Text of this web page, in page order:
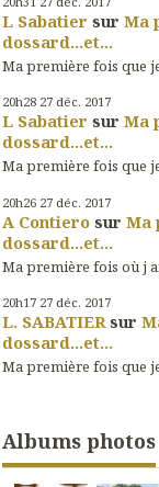
L Sabatier sur Ma
dossard...et...
Ma première fois que
20h28 27 déc. 2017
L Sabatier sur Ma
dossard...et...
Ma première fois que
20h26 27 déc. 2017
A Contiero sur Ma
dossard...et...
Ma première fois où j
20h17 27 déc. 2017
L. SABATIER sur
dossard...et...
Ma première fois que
Albums photos